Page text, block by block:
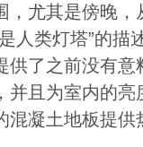
，尤其是傍晚
人类灯塔”的描
供了之前没有
并且为室内的
混凝土地板提